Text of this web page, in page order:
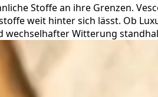
Stoffe an ihre Grenzen.
weit hinter sich lässt. Ob
wechselhafter Witterung